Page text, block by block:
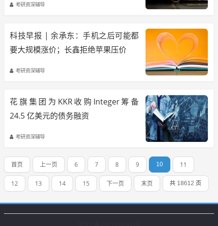
考研资深辅导
科技早报 | 余承东：手机之后可能都
要大规模涨价；长鑫拒绝苹果压价
考研资深辅导
花旗集团为KKR收购Integer筹备
24.5 亿美元的债务融资
考研资深辅导
首页 上一页 6 7 8 9 10 11
12 13 14 15 下一页 末页 共 18612 页